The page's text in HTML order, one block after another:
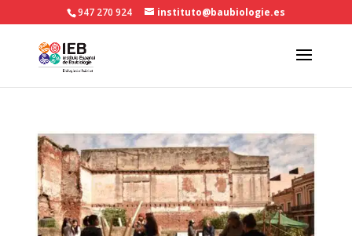
947 270 924 instituto@baubiologie.es